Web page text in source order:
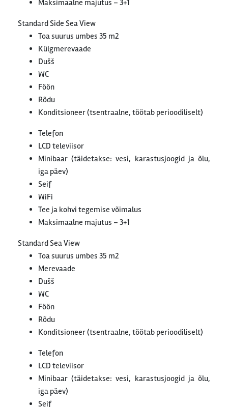
Maksimaalne majutus – 3+1
Standard Side Sea View
Toa suurus umbes 35 m2
Külgmerevaade
Dušš
WC
Föön
Rõdu
Konditsioneer (tsentraalne, töötab perioodiliselt)
Telefon
LCD televiisor
Minibaar (täidetakse: vesi, karastusjoogid ja õlu,
iga päev)
Seif
WiFi
Tee ja kohvi tegemise võimalus
Maksimaalne majutus – 3+1
Standard Sea View
Toa suurus umbes 35 m2
Merevaade
Dušš
WC
Föön
Rõdu
Konditsioneer (tsentraalne, töötab perioodiliselt)
Telefon
LCD televiisor
Minibaar (täidetakse: vesi, karastusjoogid ja õlu,
iga päev)
Seif